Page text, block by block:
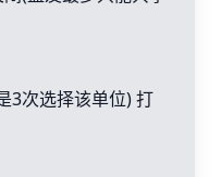
3次选择该单位) 打